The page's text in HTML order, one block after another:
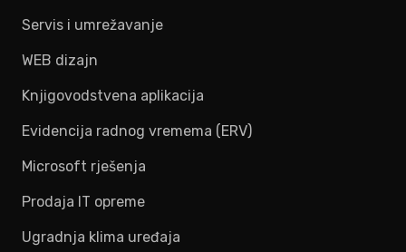
Servis i umrežavanje
WEB dizajn
Knjigovodstvena aplikacija
Evidencija radnog vremema (ERV)
Microsoft rješenja
Prodaja IT opreme
Ugradnja klima uređaja